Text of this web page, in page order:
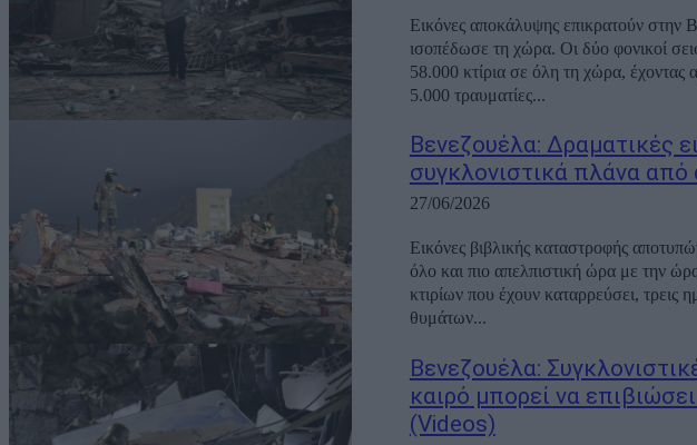
Εικόνες αποκάλυψης επικρατούν στην
ισοπέδωσε τη χώρα. Οι δύο φονικοί
58.000 κτίρια σε όλη τη χώρα, έχοντας
5.000 τραυματίες...
Βενεζουέλα: Δραματικές
συγκλονιστικά πλάνα από
27/06/2026
Εικόνες βιβλικής καταστροφής
όλο και πιο απελπιστική ώρα με την
κτιρίων που έχουν καταρρεύσει,
θυμάτων...
Βενεζουέλα:
καιρό μπορεί να
(Videos)